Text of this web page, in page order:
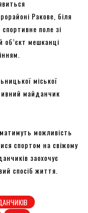
Ракове, біля
поле зі
мешканці
міської
майданчик
можливість
спортом на свіжому
заохочує
спосіб життя.